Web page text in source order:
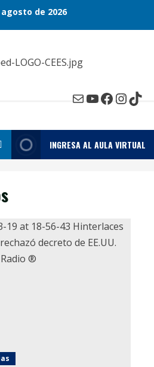
agosto de 2026
MailYouTube
INGRESA AL AULA VIRTUAL